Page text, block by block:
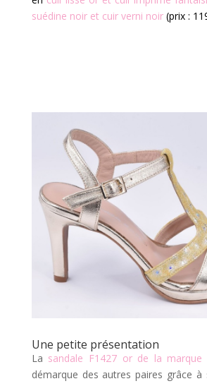
suédine noir et cuir verni noir(prix :
Une petite présentation
La sandale F1427 or de la marque
démarque des autres paires grâce